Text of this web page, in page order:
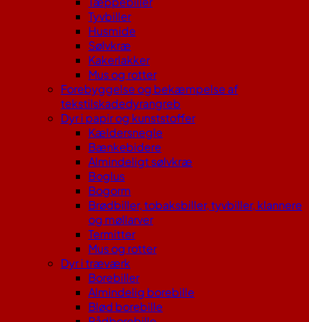
Tyvbiller
Husmide
Sølvkræ
Kakerlakker
Mus og rotter
Forebyggelse og bekæmpelse af
tekstilskadedyrangreb
Dyr i papir og kunststoffer
Kældersnegle
Bænkebidere
Almindeligt sølvkræ
Boglus
Bogorm
Brødbiller, tobaksbiller, tyvbiller, klannere
og møllarver
Termitter
Mus og rotter
Dyr i træværk
Borebiller
Almindelig borebille
Blød borebille